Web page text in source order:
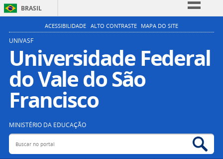
BRASIL
Simplifique!
Participe
Acesso à informação
Legislação
ACESSIBILIDADE ALTO CONTRASTE MAPA DO SITE
UNIVASF
Universidade Federal
do Vale do São
Francisco
MINISTÉRIO DA EDUCAÇÃO
Buscar no portal